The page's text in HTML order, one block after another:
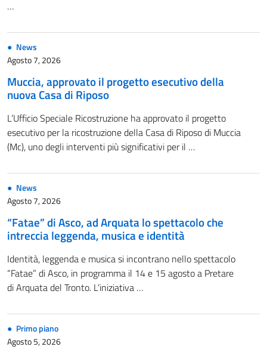
…
News
Agosto 7, 2026
Muccia, approvato il progetto esecutivo della
nuova Casa di Riposo
L’Ufficio Speciale Ricostruzione ha approvato il progetto
esecutivo per la ricostruzione della Casa di Riposo di Muccia
(Mc), uno degli interventi più significativi per il …
News
Agosto 7, 2026
“Fatae” di Asco, ad Arquata lo spettacolo che
intreccia leggenda, musica e identità
Identità, leggenda e musica si incontrano nello spettacolo
“Fatae” di Asco, in programma il 14 e 15 agosto a Pretare
di Arquata del Tronto. L’iniziativa …
Primo piano
Agosto 5, 2026